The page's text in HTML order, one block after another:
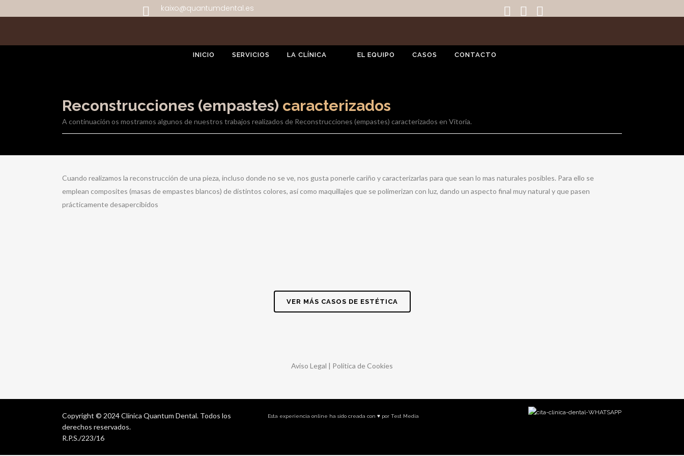
kaixo@quantumdental.es
INICIO SERVICIOS LA CLÍNICA EL EQUIPO CASOS CONTACTO
Reconstrucciones (empastes) caracterizados
A continuación os mostramos algunos de nuestros trabajos realizados de Reconstrucciones (empastes) caracterizados en Vitoria.
Cuando realizamos la reconstrucción de una pieza, incluso donde no se ve, nos gusta ponerle cariño y caracterizarlas para que sean lo mas naturales posibles. Para ello se
emplean composites (masas de empastes blancos) de distintos colores, así como maquillajes que se polimerizan con luz, dando un aspecto final muy natural y que pasen
prácticamente desapercibidos
VER MÁS CASOS DE ESTÉTICA
Aviso Legal | Política de Cookies
Copyright © 2024 Clínica Quantum Dental. Todos los
derechos reservados.
R.P.S./223/16
Esta experiencia online ha sido creada con ♥ por Test Media